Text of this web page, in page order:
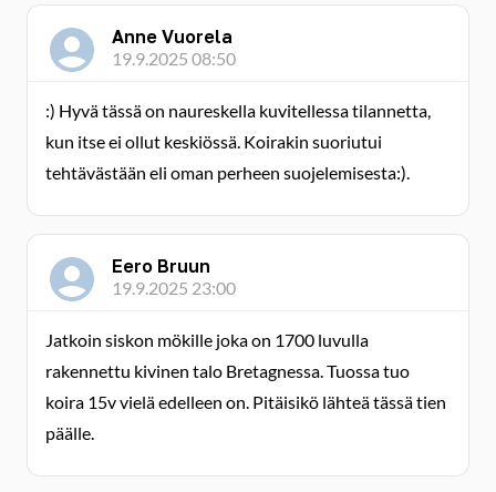
Anne Vuorela
19.9.2025 08:50
:) Hyvä tässä on naureskella kuvitellessa tilannetta,
kun itse ei ollut keskiössä. Koirakin suoriutui
tehtävästään eli oman perheen suojelemisesta:).
Eero Bruun
19.9.2025 23:00
Jatkoin siskon mökille joka on 1700 luvulla
rakennettu kivinen talo Bretagnessa. Tuossa tuo
koira 15v vielä edelleen on. Pitäisikö lähteä tässä tien
päälle.